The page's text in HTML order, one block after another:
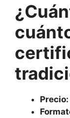
Precio: